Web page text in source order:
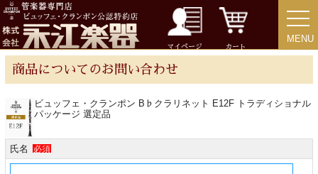
マイページ カート
MENU
MENU
商品についてのお問い合わせ
ビュッフェ・クランポン B♭クラリネット E12F トラディショナル
パッケージ 選定品
氏名 必須
チューバ
リード＆リードケース